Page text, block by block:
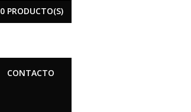
0 PRODUCTO(S)
CONTACTO